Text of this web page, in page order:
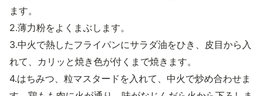
ます。
2.薄力粉をよくまぶします。
3.中火で熱したフライパンにサラダ油をひき、皮目から入
れて、カリッと焼き色が付くまで焼きます。
4.はちみつ、粒マスタードを入れて、中火で炒め合わせま